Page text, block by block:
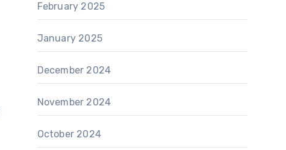
February 2025
January 2025
December 2024
November 2024
October 2024